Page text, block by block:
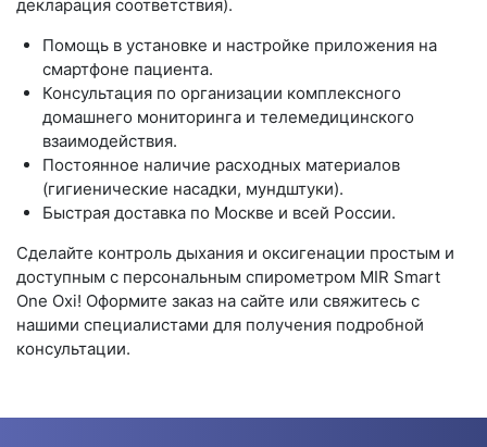
декларация соответствия).
Помощь в установке и настройке приложения на
смартфоне пациента.
Консультация по организации комплексного
домашнего мониторинга и телемедицинского
взаимодействия.
Постоянное наличие расходных материалов
(гигиенические насадки, мундштуки).
Быстрая доставка по Москве и всей России.
Сделайте контроль дыхания и оксигенации простым и
доступным с персональным спирометром MIR Smart
One Oxi! Оформите заказ на сайте или свяжитесь с
нашими специалистами для получения подробной
консультации.